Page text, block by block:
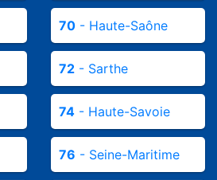
70 - Haute-Saône
72 - Sarthe
74 - Haute-Savoie
76 - Seine-Maritime